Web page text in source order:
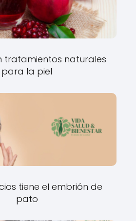
tratamientos naturales
para la piel
tiene el embrión de
pato